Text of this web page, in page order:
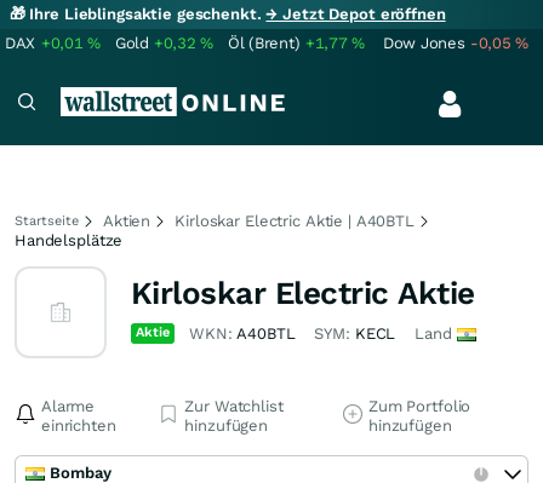
🎁 Ihre Lieblingsaktie geschenkt.→ Jetzt Depot eröffnen
DAX +0,01% Gold +0,32% Öl (Brent) +1,77% Dow Jones -0,05%
Startseite Aktien
Kirloskar Electric Aktie | A40BTL
Handelsplätze
Kirloskar Electric Aktie
Aktie WKN:A40BTL SYM: KECL Land
Alarme
einrichten
Zur Watchlist
hinzufügen
Zum Portfolio
hinzufügen
Bombay